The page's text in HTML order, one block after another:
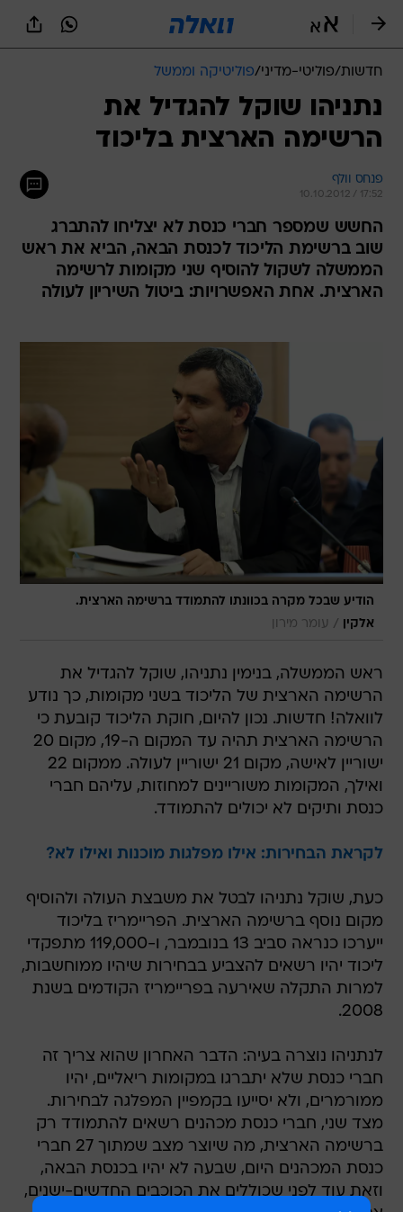
חדשות/פוליטי-מדיני/פוליטיקה וממשל
נתניהו שוקל להגדיל את
הרשימה הארצית בליכוד
פנחס וולף
10.10.2012 / 17:52
החשש שמספר חברי כנסת לא יצליחו להתברג
שוב ברשימת הליכוד לכנסת הבאה, הביא את ראש
הממשלה לשקול להוסיף שני מקומות לרשימה
הארצית. אחת האפשרויות: ביטול השיריון לעולה
הודיע שבכל מקרה בכוונתו להתמודד ברשימה הארצית.
אלקין
/ עומר מירון
ראש הממשלה, בנימין נתניהו, שוקל להגדיל את
הרשימה הארצית של הליכוד בשני מקומות, כך נודע
לוואלה! חדשות. נכון להיום, חוקת הליכוד קובעת כי
הרשימה הארצית תהיה עד המקום ה-19, מקום 20
ישוריין לאישה, מקום 21 ישוריין לעולה. ממקום 22
ואילך, המקומות משוריינים למחוזות, עליהם חברי
כנסת ותיקים לא יכולים להתמודד.
לקראת הבחירות: אילו מפלגות מוכנות ואילו לא?
כעת, שוקל נתניהו לבטל את משבצת העולה ולהוסיף
מקום נוסף ברשימה הארצית. הפריימריז בליכוד
ייערכו כנראה סביב 13 בנובמבר, ו-119,000 מתפקדי
ליכוד יהיו רשאים להצביע בבחירות שיהיו ממוחשבות,
למרות התקלה שאירעה בפריימריז הקודמים בשנת
2008.
לנתניהו נוצרה בעיה: הדבר האחרון שהוא צריך זה
חברי כנסת שלא יתברגו במקומות ריאליים, יהיו
ממורמרים, ולא יסייעו בקמפיין המפלגה לבחירות.
מצד שני, חברי כנסת מכהנים רשאים להתמודד רק
ברשימה הארצית, מה שיוצר מצב שמתוך 27 חברי
כנסת המכהנים היום, שבעה לא יהיו בכנסת הבאה,
וזאת עוד לפני שכוללים את הכוכבים החדשים-ישנים,